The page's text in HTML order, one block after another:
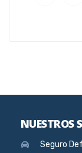
NUESTROS
Seguro